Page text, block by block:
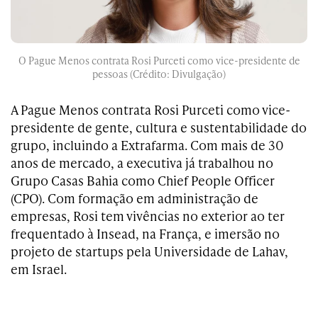
O Pague Menos contrata Rosi Purceti como vice-presidente de
pessoas (Crédito: Divulgação)
A Pague Menos contrata Rosi Purceti como vice-
presidente de gente, cultura e sustentabilidade do
grupo, incluindo a Extrafarma. Com mais de 30
anos de mercado, a executiva já trabalhou no
Grupo Casas Bahia como Chief People Officer
(CPO). Com formação em administração de
empresas, Rosi tem vivências no exterior ao ter
frequentado à Insead, na França, e imersão no
projeto de startups pela Universidade de Lahav,
em Israel.